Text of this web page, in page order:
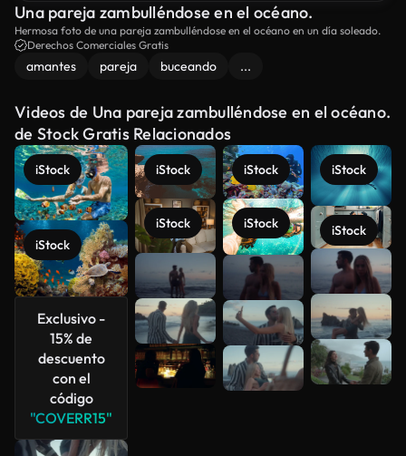
Una pareja zambulléndose en el océano.
Hermosa foto de una pareja zambulléndose en el océano en un día soleado.
Derechos Comerciales Gratis
amantes pareja buceando ...
Videos de Una pareja zambulléndose en el océano.
de Stock Gratis Relacionados
iStock
iStock
Exclusivo -
15% de
descuento
con el
código
"COVERR15"
iStock
iStock
iStock
iStock
iStock
iStock
Ver más